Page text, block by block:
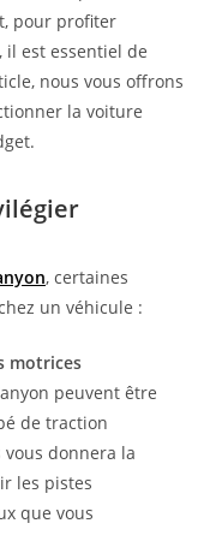
pour profiter
est essentiel de
nous vous offrons
la voiture
, certaines
un véhicule :
motrices
peuvent être
de traction
donnera la
les pistes
que vous